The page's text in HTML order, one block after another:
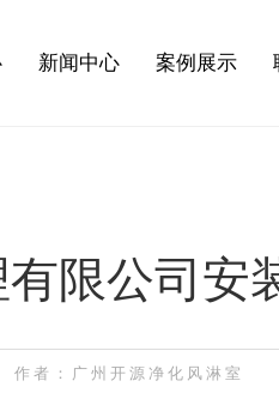
新闻中心 案例展示
限公司安
作者：广州开源净化风淋室